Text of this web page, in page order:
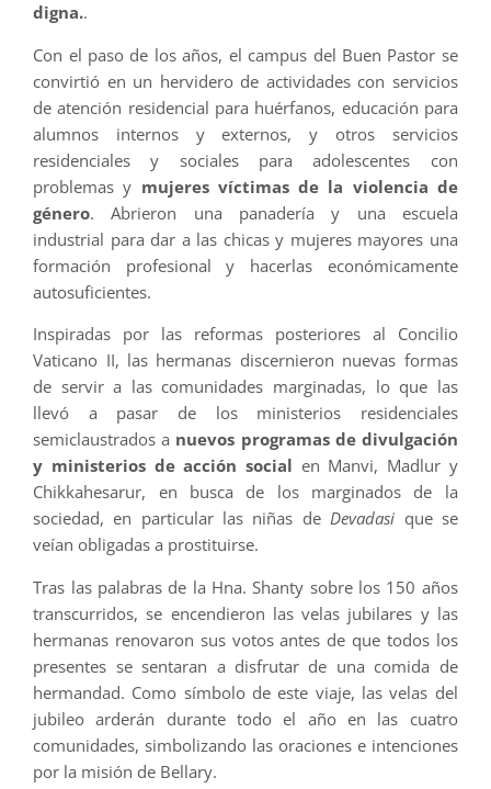
digna..
Con el paso de los años, el campus del Buen Pastor se
convirtió en un hervidero de actividades con servicios
de atención residencial para huérfanos, educación para
alumnos internos y externos, y otros servicios
residenciales y sociales para adolescentes con
problemas y mujeres víctimas de la violencia de
género. Abrieron una panadería y una escuela
industrial para dar a las chicas y mujeres mayores una
formación profesional y hacerlas económicamente
autosuficientes.
Inspiradas por las reformas posteriores al Concilio
Vaticano II, las hermanas discernieron nuevas formas
de servir a las comunidades marginadas, lo que las
llevó a pasar de los ministerios residenciales
semiclaustrados a nuevos programas de divulgación
y ministerios de acción social en Manvi, Madlur y
Chikkahesarur, en busca de los marginados de la
sociedad, en particular las niñas deDevadasi que se
veían obligadas a prostituirse.
Tras las palabras de la Hna. Shanty sobre los 150 años
transcurridos, se encendieron las velas jubilares y las
hermanas renovaron sus votos antes de que todos los
presentes se sentaran a disfrutar de una comida de
hermandad. Como símbolo de este viaje, las velas del
jubileo arderán durante todo el año en las cuatro
comunidades, simbolizando las oraciones e intenciones
por la misión de Bellary.